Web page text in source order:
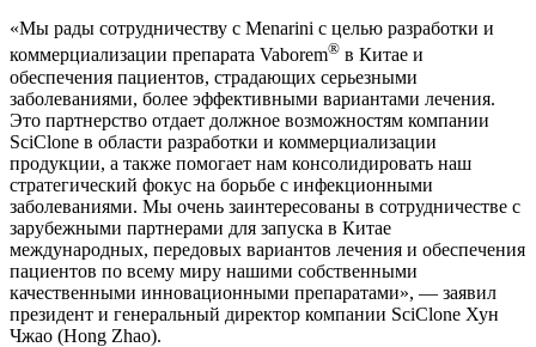
«Мы рады сотрудничеству с Menarini с целью разработки и
коммерциализации препарата Vaborem® в Китае и
обеспечения пациентов, страдающих серьезными
заболеваниями, более эффективными вариантами лечения.
Это партнерство отдает должное возможностям компании
SciClone в области разработки и коммерциализации
продукции, а также помогает нам консолидировать наш
стратегический фокус на борьбе с инфекционными
заболеваниями. Мы очень заинтересованы в сотрудничестве с
зарубежными партнерами для запуска в Китае
международных, передовых вариантов лечения и обеспечения
пациентов по всему миру нашими собственными
качественными инновационными препаратами», — заявил
президент и генеральный директор компании SciClone Хун
Чжао (Hong Zhao).